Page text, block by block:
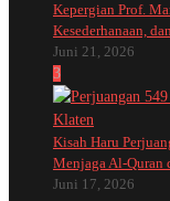
Kepergian Prof.
Kesederhanaan,
Juni 21, 2026
3
Kisah Haru
Menjaga Al-Quran
Juni 17, 2026